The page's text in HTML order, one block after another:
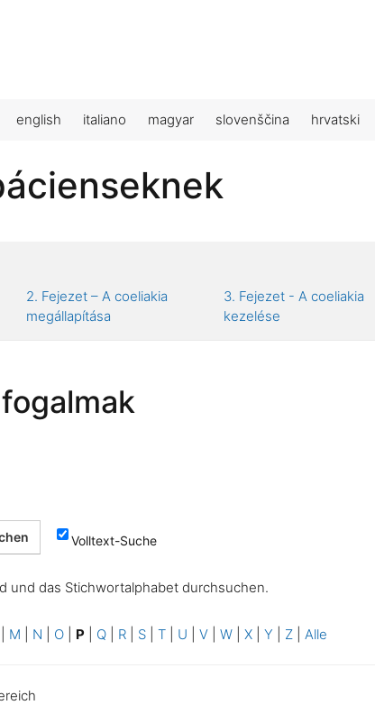
english italiano magyar slovenščina hrvatski
2. Fejezet – A coeliakia
megállapítása
3. Fejezet - A coeliakia
kezelése
Volltext-Suche
und das Stichwortalphabet durchsuchen.
M N O P Q R S |T U |V |W |X |Y Z |Alle